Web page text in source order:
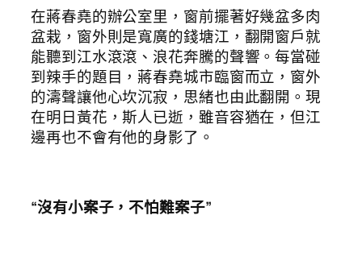
在蔣春堯的辦公室里，窗前擺著好幾盆多肉
盆栽，窗外則是寬廣的錢塘江，翻開窗戶就
能聽到江水滾滾、浪花奔騰的聲響。每當碰
到辣手的題目，蔣春堯城市臨窗而立，窗外
的濤聲讓他心坎沉寂，思緒也由此翻開。現
在明日黃花，斯人已逝，雖音容猶在，但江
邊再也不會有他的身影了。
“沒有小案子，不怕難案子”